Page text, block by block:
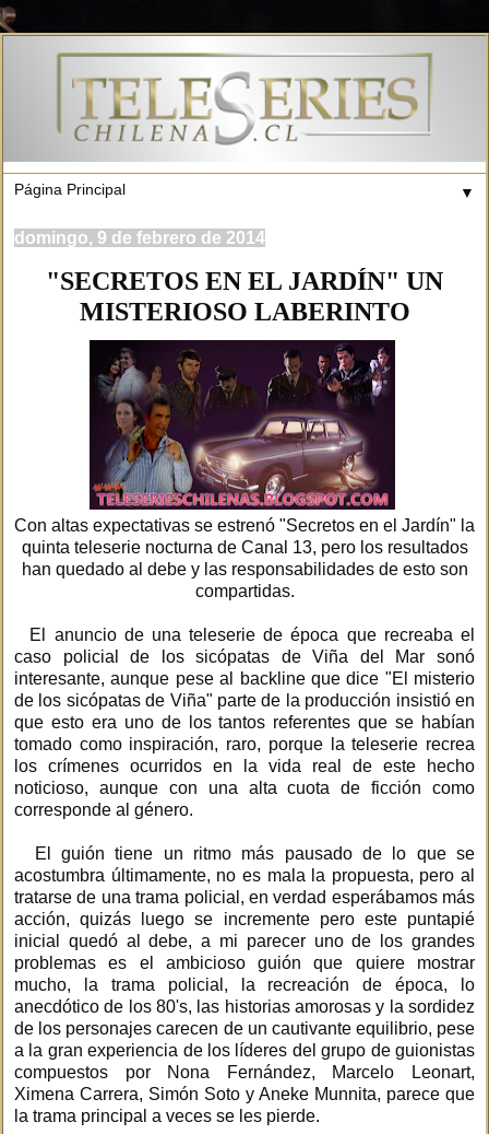
▼
domingo, 9 de febrero de 2014
"SECRETOS EN EL JARDÍN" UN
MISTERIOSO LABERINTO
Con altas expectativas se estrenó "Secretos en el Jardín" la
quinta teleserie nocturna de Canal 13, pero los resultados
han quedado al debe y las responsabilidades de esto son
compartidas.
El anuncio de una teleserie de época que recreaba el
caso policial de los sicópatas de Viña del Mar sonó
interesante, aunque pese al backline que dice "El misterio
de los sicópatas de Viña" parte de la producción insistió en
que esto era uno de los tantos referentes que se habían
tomado como inspiración, raro, porque la teleserie recrea
los crímenes ocurridos en la vida real de este hecho
noticioso, aunque con una alta cuota de ficción como
corresponde al género.
El guión tiene un ritmo más pausado de lo que se
acostumbra últimamente, no es mala la propuesta, pero al
tratarse de una trama policial, en verdad esperábamos más
acción, quizás luego se incremente pero este puntapié
inicial quedó al debe, a mi parecer uno de los grandes
problemas es el ambicioso guión que quiere mostrar
mucho, la trama policial, la recreación de época, lo
anecdótico de los 80's, las historias amorosas y la sordidez
de los personajes carecen de un cautivante equilibrio, pese
a la gran experiencia de los líderes del grupo de guionistas
compuestos por Nona Fernández, Marcelo Leonart,
Ximena Carrera, Simón Soto y Aneke Munnita, parece que
la trama principal a veces se les pierde.